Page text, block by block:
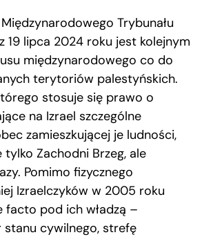
Trybunału
19 lipca 2024 roku jest kolejnym
międzynarodowego co do
terytoriów palestyńskich.
stosuje się prawo o
na Izrael szczególne
zamieszkującej je ludności,
tylko Zachodni Brzeg, ale
Pomimo fizycznego
Izraelczyków w 2005 roku
facto pod ich władzą –
cywilnego, strefę